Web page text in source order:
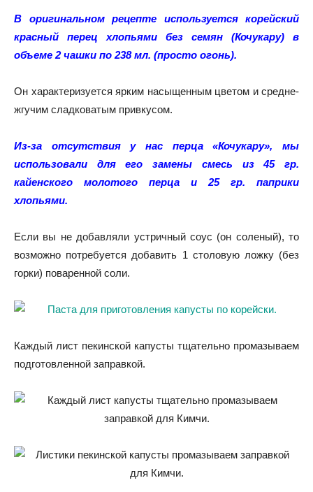
В оригинальном рецепте используется корейский
красный перец хлопьями без семян (Кочукару) в
объеме 2 чашки по 238 мл. (просто огонь).
Он характеризуется ярким насыщенным цветом и средне-
жгучим сладковатым привкусом.
Из-за отсутствия у нас перца «Кочукару», мы
использовали для его замены смесь из 45 гр.
кайенского молотого перца и 25 гр. паприки
хлопьями.
Если вы не добавляли устричный соус (он соленый), то
возможно потребуется добавить 1 столовую ложку (без
горки) поваренной соли.
Каждый лист пекинской капусты тщательно промазываем
подготовленной заправкой.